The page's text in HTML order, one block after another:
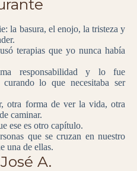
la basura, el enojo, la tristeza y
terapias que yo nunca había
responsabilidad y lo fue
lo que necesitaba ser
otra forma de ver la vida, otra
caminar.
ese es otro capítulo.
que se cruzan en nuestro
una de ellas.
A.